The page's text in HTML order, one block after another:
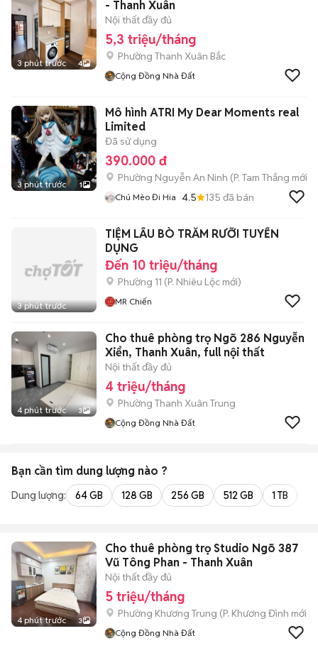
3 phút trước 4
- Thanh Xuân
Nội thất đầy đủ
5,3 triệu/tháng
Phường Thanh Xuân Bắc
Cộng Đồng Nhà Đất
3 phút trước 1
Mô hình ATRI My Dear Moments real
Limited
Đã sử dụng
390.000 đ
Phường Nguyễn An Ninh (P. Tam Thắng mới)
Chú Mèo Đi Hia 4.5 135 đã bán
3 phút trước
TIỆM LẨU BÒ TRĂM RƯỠI TUYỂN
DỤNG
Đến 10 triệu/tháng
Phường 11 (P. Nhiêu Lộc mới)
MR Chiến
4 phút trước 3
Cho thuê phòng trọ Ngõ 286 Nguyễn
Xiển, Thanh Xuân, full nội thất
Nội thất đầy đủ
4 triệu/tháng
Phường Thanh Xuân Trung
Cộng Đồng Nhà Đất
Bạn cần tìm dung lượng nào ?
Dung lượng: 64 GB 128 GB 256 GB 512 GB 1 TB
4 phút trước 3
Cho thuê phòng trọ Studio Ngõ 387
Vũ Tông Phan - Thanh Xuân
Nội thất đầy đủ
5 triệu/tháng
Phường Khương Trung (P. Khương Đình mới)
Cộng Đồng Nhà Đất